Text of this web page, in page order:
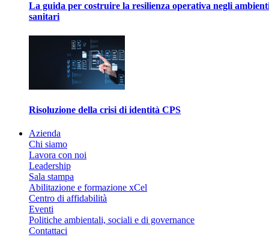
La guida per costruire la resilienza operativa negli
sanitari
Risoluzione della crisi di identità CPS
Azienda
Chi siamo
Lavora con noi
Leadership
Sala stampa
Abilitazione e formazione xCel
Centro di affidabilità
Eventi
Politiche ambientali, sociali e di governance
Contattaci